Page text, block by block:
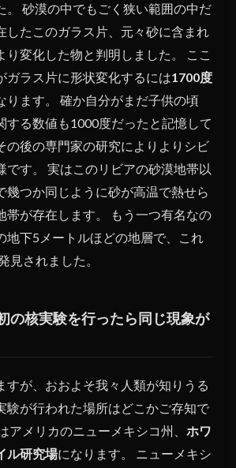
。 砂漠の中でもごく狭い範囲の中だ
したこのガラス片、元々砂に含まれ
り変化した物と判明しました。 ここ
ガラス片に形状変化するには1700度
ります。 確か自分がまだ子供の頃
する数値も1000度だったと記憶して
の後の専門家の研究によりよりシビ
です。 実はこのリビアの砂漠地帯以
幾つか同じように砂が高温で熱せら
帯が存在します。 もう一つ有名なの
地下5メートルほどの地層で、これ
見されました。
の核実験を行ったら同じ現象が
すが、おおよそ我々人類が知りうる
験が行われた場所はどこかご存知で
アメリカのニューメキシコ州、 ホワ
ル研究場になります。 ニューメキシ